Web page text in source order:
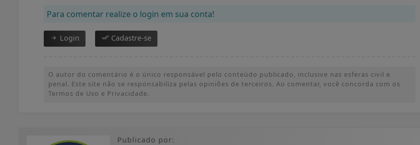
Para comentar realize o login em sua conta!
Login Cadastre-se
O autor do comentário é o único responsável pelo conteúdo publicado, inclusive nas esferas civil e
penal. Este site não se responsabiliza pelas opiniões de terceiros. Ao comentar, você concorda com os
Termos de Uso e Privacidade.
Publicado por: